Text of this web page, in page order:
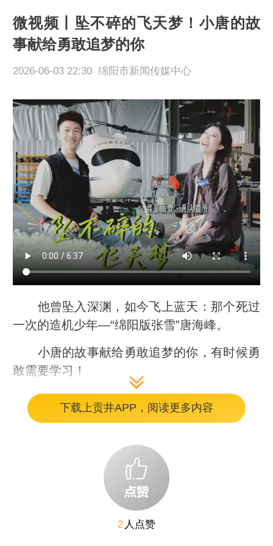
微视频丨坠不碎的飞天梦！小唐的故
事献给勇敢追梦的你
2026-06-03 22:30 绵阳市新闻传媒中心
他曾坠入深渊，如今飞上蓝天：那个死过
一次的造机少年—“绵阳版张雪”唐海峰。
小唐的故事献给勇敢追梦的你，有时候勇
敢需要学习！
下载上贡井APP，阅读更多内容
2 人点赞